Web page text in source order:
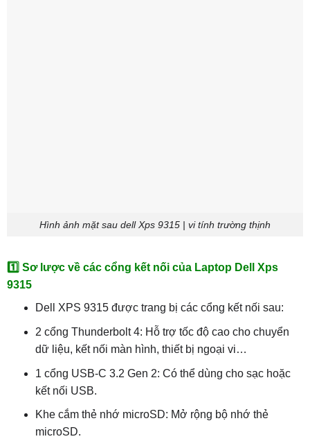
Hình ảnh mặt sau dell Xps 9315 | vi tính trường thịnh
1️⃣ Sơ lược về các cổng kết nối của Laptop Dell Xps
9315
Dell XPS 9315 được trang bị các cổng kết nối sau:
2 cổng Thunderbolt 4: Hỗ trợ tốc độ cao cho chuyển
dữ liệu, kết nối màn hình, thiết bị ngoại vi…
1 cổng USB-C 3.2 Gen 2: Có thể dùng cho sạc hoặc
kết nối USB.
Khe cắm thẻ nhớ microSD: Mở rộng bộ nhớ thẻ
microSD.